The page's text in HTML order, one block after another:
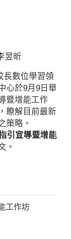
昱昕
數位學習領
心於9月9日舉
暨增能工作
瞭解目前最新
策略。
引宣導暨增能
。
工作坊